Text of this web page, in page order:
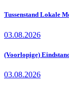
Tussenstand Lokale
03.08.2026
(Voorlopige)
03.08.2026